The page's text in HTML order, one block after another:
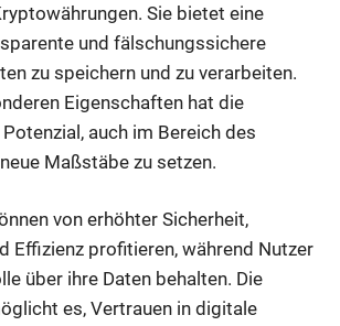
Sie bietet eine
und fälschungssichere
zu speichern und zu verarbeiten.
Eigenschaften hat die
auch im Bereich des
Maßstäbe zu setzen.
von erhöhter Sicherheit,
Effizienz profitieren, während Nutzer
über ihre Daten behalten. Die
es, Vertrauen in digitale